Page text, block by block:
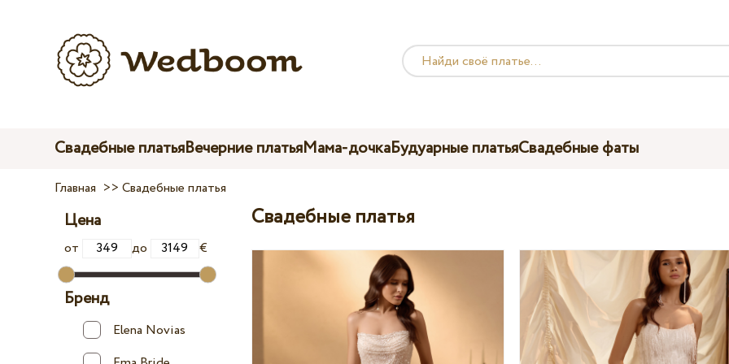
Свадебные платьяВечерние платьяМама-дочкаБудуарные платьяСвадебные фаты
Главная >>Свадебные платья
Цена
от до €
Бренд
Elena Novias
Свадебные платья